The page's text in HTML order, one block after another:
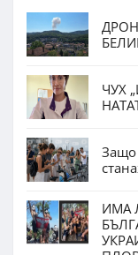
ЧУХ
Защо
ИМА